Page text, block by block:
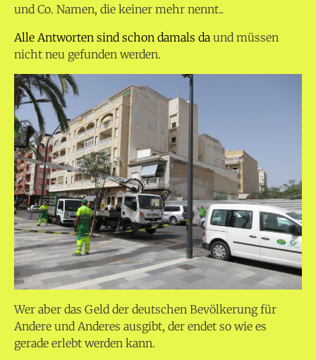
und Co. Namen, die keiner mehr nennt..
Alle Antworten sind schon damals da und müssen
nicht neu gefunden werden.
Wer aber das Geld der deutschen Bevölkerung für
Andere und Anderes ausgibt, der endet so wie es
gerade erlebt werden kann.